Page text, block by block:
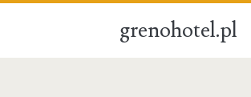
grenohotel.pl